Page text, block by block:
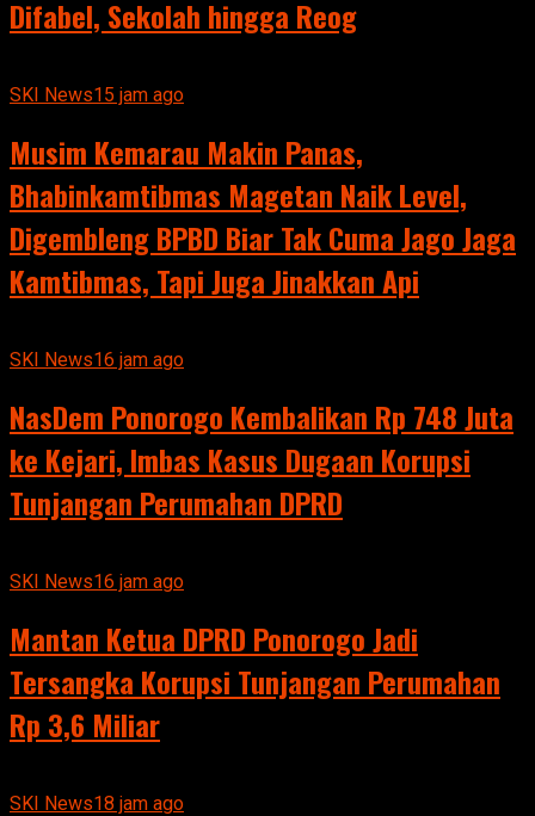
Difabel, Sekolah hingga Reog
SKI News15 jam ago
Musim Kemarau Makin Panas,
Bhabinkamtibmas Magetan Naik Level,
Digembleng BPBD Biar Tak Cuma Jago Jaga
Kamtibmas, Tapi Juga Jinakkan Api
SKI News16 jam ago
NasDem Ponorogo Kembalikan Rp 748 Juta
ke Kejari, Imbas Kasus Dugaan Korupsi
Tunjangan Perumahan DPRD
SKI News16 jam ago
Mantan Ketua DPRD Ponorogo Jadi
Tersangka Korupsi Tunjangan Perumahan
Rp 3,6 Miliar
SKI News18 jam ago